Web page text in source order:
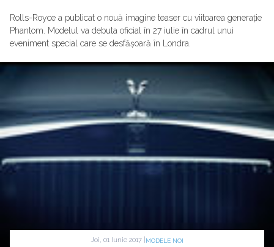
Rolls-Royce a publicat o nouă imagine teaser cu viitoarea generație
Phantom. Modelul va debuta oficial în 27 iulie în cadrul unui
eveniment special care se desfășoară în Londra.
Joi, 01 Iunie 2017 | MODELE NOI